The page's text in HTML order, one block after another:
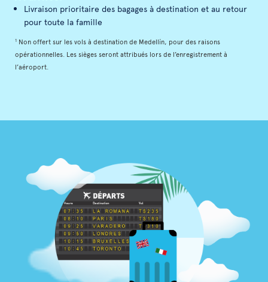
Livraison prioritaire des bagages à destination et au retour
pour toute la famille
1 Non offert sur les vols à destination de Medellín, pour des raisons
opérationnelles. Les sièges seront attribués lors de l’enregistrement à
l’aéroport.